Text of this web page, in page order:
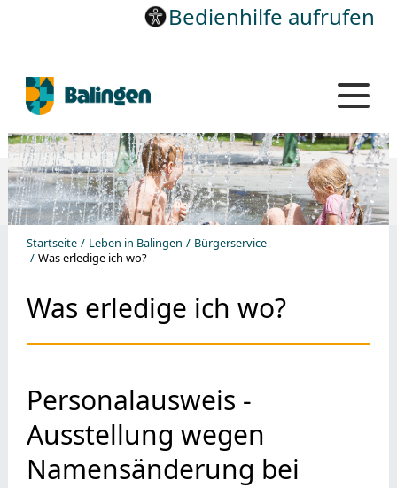
Bedienhilfe aufrufen
Startseite Leben in Balingen
Bürgerservice
Was erledige ich wo?
Was erledige ich wo?
Personalausweis -
Ausstellung wegen
Namensänderung bei